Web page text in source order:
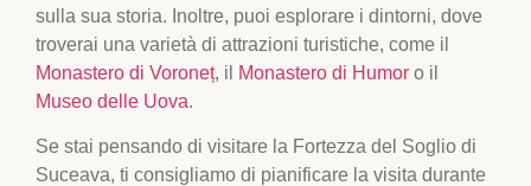
sulla sua storia. Inoltre, puoi esplorare i dintorni, dove
troverai una varietà di attrazioni turistiche, come il
Monastero di Voroneț, il Monastero di Humor o il
Museo delle Uova.
Se stai pensando di visitare la Fortezza del Soglio di
Suceava, ti consigliamo di pianificare la visita durante